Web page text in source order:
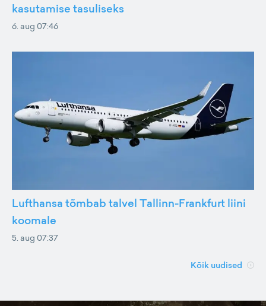
kasutamise tasuliseks
6. aug 07:46
Lufthansa tõmbab talvel Tallinn-Frankfurt liini
koomale
5. aug 07:37
Kõik uudised